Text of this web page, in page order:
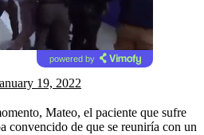
powered by
19, 2022
Mateo, el paciente que sufre
convencido de que se reuniría con un